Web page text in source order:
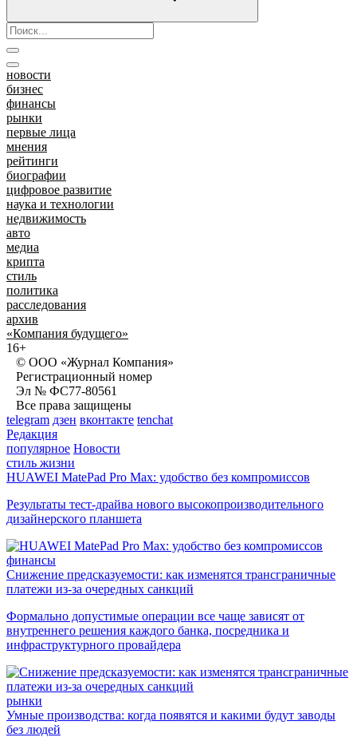
новости
бизнес
финансы
рынки
первые лица
мнения
рейтинги
биографии
цифровое развитие
наука и технологии
недвижимость
авто
медиа
крипта
стиль
политика
расследования
архив
«Компания будущего»
16+
© ООО «Журнал Компания»
Регистрационный номер
Эл № ФС77-80561
Все права защищены
telegram дзен вконтакте tenchat
Редакция
популярное Новости
стиль жизни
HUAWEI MatePad Pro Max: удобство без компромиссов
Результаты тест-драйва нового высокопроизводительного
дизайнерского планшета
финансы
Снижение предсказуемости: как изменятся трансграничные
платежи из-за очередных санкций
Формально допустимые операции все чаще зависят от
внутреннего решения каждого банка, посредника и
инфраструктурного провайдера
рынки
Умные производства: когда появятся и какими будут заводы
без людей